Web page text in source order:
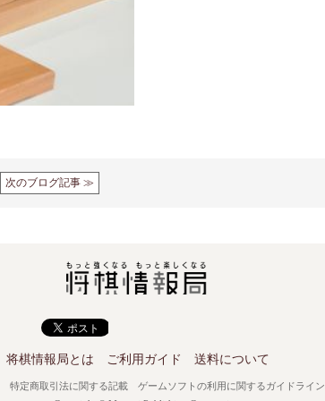
次のブログ記事 ≫
将棋情報局とは ご利用ガイド 送料について
特定商取引法に関する記載 ゲームソフトの利用に関するガイドライン